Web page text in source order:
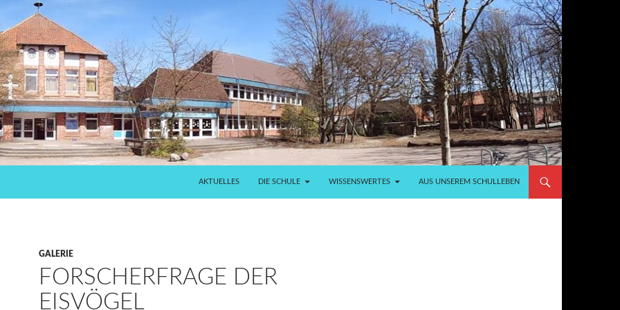
AKTUELLES DIE SCHULE WISSENSWERTES AUS UNSEREM SCHULLEBEN
GALERIE
FORSCHERFRAGE DER
EISVÖGEL